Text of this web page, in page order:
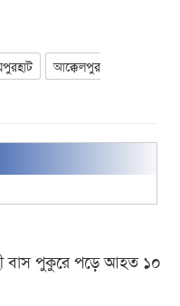
আক্কেলপুর
বাস পুকুরে পড়ে আহত ১০